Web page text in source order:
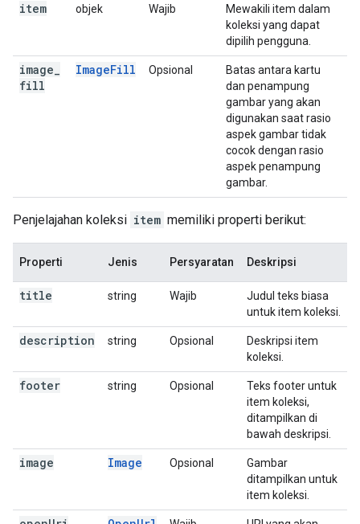
item objek Wajib
Mewakili item dalam
koleksi yang dapat
dipilih pengguna.
image
fill
ImageFill Opsional
Batas antara kartu
dan penampung
gambar yang akan
digunakan saat rasio
aspek gambar tidak
cocok dengan rasio
aspek penampung
gambar.
Penjelajahan koleksi item memiliki properti berikut:
Properti Jenis Persyaratan Deskripsi
title string Wajib
Judul teks biasa
untuk item koleksi.
description string Opsional
Deskripsi item
koleksi.
footer string Opsional
Teks footer untuk
item koleksi,
ditampilkan di
bawah deskripsi.
image Image Opsional
Gambar
ditampilkan untuk
item koleksi.